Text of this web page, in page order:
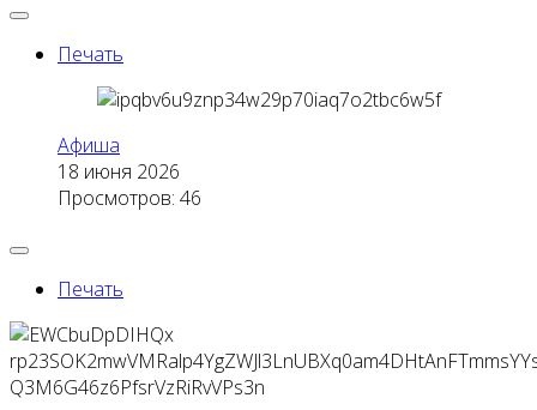
Печать
Афиша
18 июня 2026
Просмотров: 46
Печать